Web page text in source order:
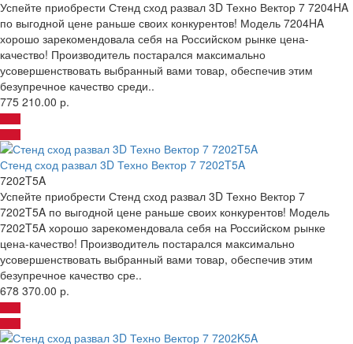
Успейте приобрести Стенд сход развал 3D Техно Вектор 7 7204HA
по выгодной цене раньше своих конкурентов! Модель 7204HA
хорошо зарекомендовала себя на Российском рынке цена-
качество! Производитель постарался максимально
усовершенствовать выбранный вами товар, обеспечив этим
безупречное качество среди..
775 210.00 р.
Стенд сход развал 3D Техно Вектор 7 7202T5A
7202T5A
Успейте приобрести Стенд сход развал 3D Техно Вектор 7
7202T5A по выгодной цене раньше своих конкурентов! Модель
7202T5A хорошо зарекомендовала себя на Российском рынке
цена-качество! Производитель постарался максимально
усовершенствовать выбранный вами товар, обеспечив этим
безупречное качество сре..
678 370.00 р.